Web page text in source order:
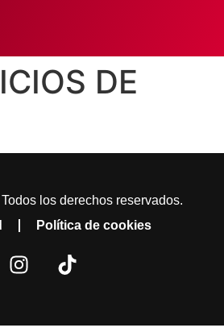
DE
los derechos reservados.
Política de cookies